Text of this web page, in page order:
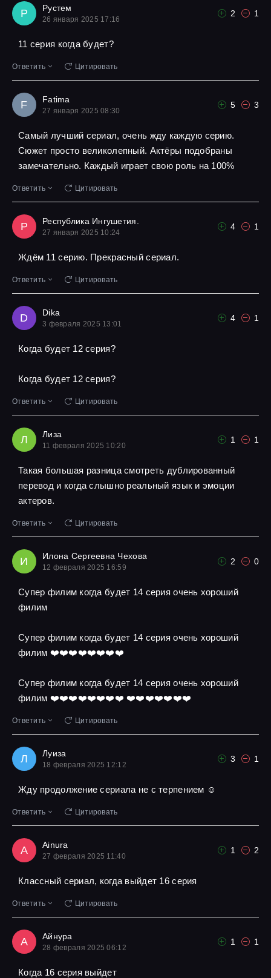
Р Рустем
26 января 2025 17:16
2 1
11 серия когда будет?
Ответить Цитировать
F Fatima
27 января 2025 08:30
5 3
Самый лучший сериал, очень жду каждую серию.
Сюжет просто великолепный. Актёры подобраны
замечательно. Каждый играет свою роль на 100%
Ответить Цитировать
Р Республика Ингушетия.
27 января 2025 10:24
4 1
Ждём 11 серию. Прекрасный сериал.
Ответить Цитировать
D Dika
3 февраля 2025 13:01
4 1
Когда будет 12 серия?
Когда будет 12 серия?
Ответить Цитировать
Л Лиза
11 февраля 2025 10:20
1 1
Такая большая разница смотреть дублированный
перевод и когда слышно реальный язык и эмоции
актеров.
Ответить Цитировать
И Илона Сергеевна Чехова
12 февраля 2025 16:59
2 0
Супер филим когда будет 14 серия очень хороший
филим
Супер филим когда будет 14 серия очень хороший
филим ❤️❤️❤️❤️❤️❤️❤️❤️
Супер филим когда будет 14 серия очень хороший
филим ❤️❤️❤️❤️❤️❤️❤️❤️ ❤️❤️❤️❤️❤️❤️❤️
Ответить Цитировать
Л Луиза
18 февраля 2025 12:12
3 1
Жду продолжение сериала не с терпением ☺
Ответить Цитировать
A Ainura
27 февраля 2025 11:40
1 2
Классный сериал, когда выйдет 16 серия
Ответить Цитировать
А Айнура
28 февраля 2025 06:12
1 1
Когда 16 серия выйдет